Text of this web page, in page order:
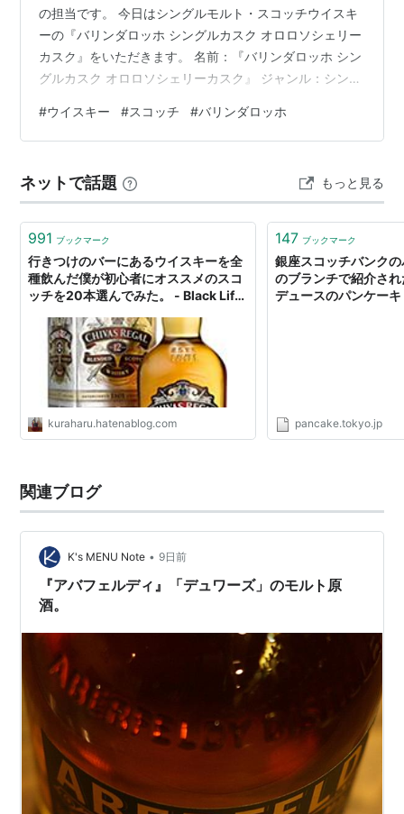
の担当です。 今日はシングルモルト・スコッチウイスキ
ーの『バリンダロッホ シングルカスク オロロソシェリー
カスク』をいただきます。 名前：『バリンダロッホ シン
グルカスク オロロソシェリーカスク』 ジャンル：シング
留所 アルコール度数：62.1度 価格：不明/500ｍｌ 樽：
オロロソシェリー 公式HP：
年に創業した家族経営の小規模蒸留所。 2014年は私がチ
ューハイを飲み始めたような年で、今までウ…
#ウイスキー #スコッチ #バリンダロッホ
ネットで話題 もっと見る
991 ブックマーク
行きつけのバーにあるウイスキーを全
種飲んだ僕が初心者にオススメのスコ
ッチを20本選んでみた。 - Black Life
kuraharu.hatenablog.com
147 ブックマーク
銀座スコッチバンク
のブランチで紹介さ
デュースのパンケーキ
pancake.tokyo.jp
関連ブログ
K's MENU Note • 9日前
『アバフェルディ』「デュワーズ」のモルト原
酒。